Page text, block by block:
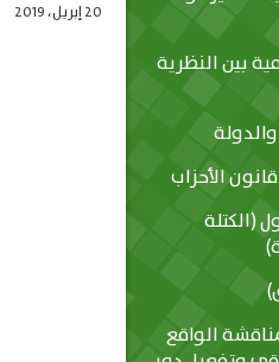
20 إبريل، 2019
بين النظرية
الأحزاب
(الكتلة
الواقع